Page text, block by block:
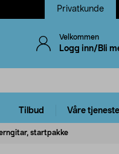
Privatkunde
Velkommen
Logg inn/Bli
Tilbud Våre
startpakke